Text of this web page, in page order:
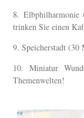
8. Elbphilharmonie
trinken Sie einen
9. Speicherstadt (30
10. Miniatur
Themenwelten!